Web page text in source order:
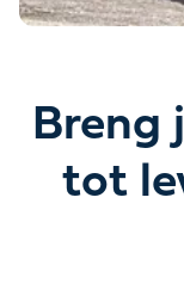
Breng
tot